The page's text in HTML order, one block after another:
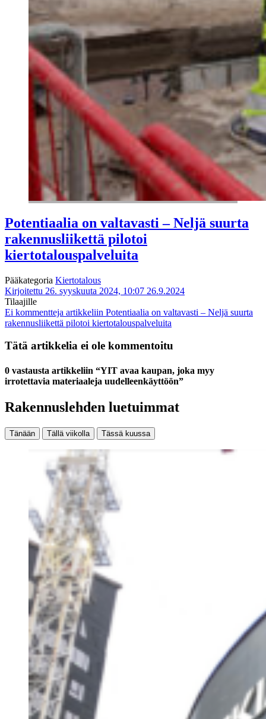
Potentiaalia on valtavasti – Neljä suurta
rakennusliikettä pilotoi
kiertotalouspalveluita
Pääkategoria Kiertotalous
Kirjoitettu 26. syyskuuta 2024, 10:07 26.9.2024
Tilaajille
Ei kommentteja artikkeliin Potentiaalia on valtavasti – Neljä suurta
rakennusliikettä pilotoi kiertotalouspalveluita
Tätä artikkelia ei ole kommentoitu
0 vastausta artikkeliin “YIT avaa kaupan, joka myy
irrotettavia materiaaleja uudelleenkäyttöön”
Rakennuslehden luetuimmat
Tänään Tällä viikolla Tässä kuussa